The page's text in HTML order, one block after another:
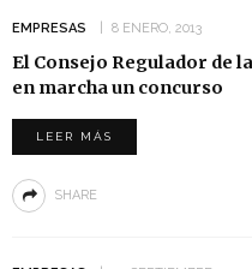
EMPRESAS 8 ENERO, 2013
El Consejo Regulador de
en marcha un concurso
LEER MÁS
SHARE